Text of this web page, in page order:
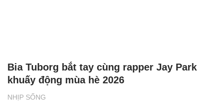
NHỊP SỐNG
Bia Tuborg bắt tay cùng rapper Jay Park
khuấy động mùa hè 2026